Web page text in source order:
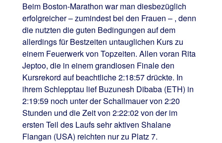
Beim Boston-Marathon war man diesbezüglich
erfolgreicher – zumindest bei den Frauen – , denn
die nutzten die guten Bedingungen auf dem
allerdings für Bestzeiten untauglichen Kurs zu
einem Feuerwerk von Topzeiten. Allen voran Rita
Jeptoo, die in einem grandiosen Finale den
Kursrekord auf beachtliche 2:18:57 drückte. In
ihrem Schlepptau lief Buzunesh Dibaba (ETH) in
2:19:59 noch unter der Schallmauer von 2:20
Stunden und die Zeit von 2:22:02 von der im
ersten Teil des Laufs sehr aktiven Shalane
Flangan (USA) reichten nur zu Platz 7.